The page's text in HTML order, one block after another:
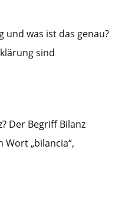
was ist das genau?
sind
Der Begriff Bilanz
„bilancia“,